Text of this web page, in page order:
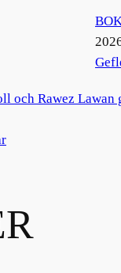
och Rawez Lawan